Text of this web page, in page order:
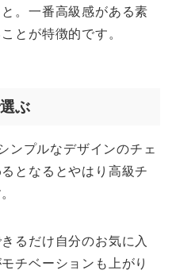
。一番高級感がある素
とが特徴的です。
ぶ
ンプルなデザインのチェ
となるとやはり高級チ
るだけ自分のお気に入
チベーションも上がり